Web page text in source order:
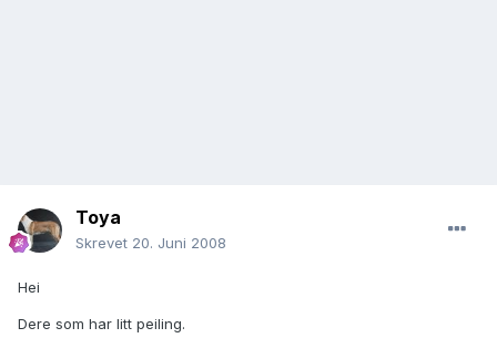
Toya
Skrevet 20. Juni 2008
Hei
Dere som har litt peiling.